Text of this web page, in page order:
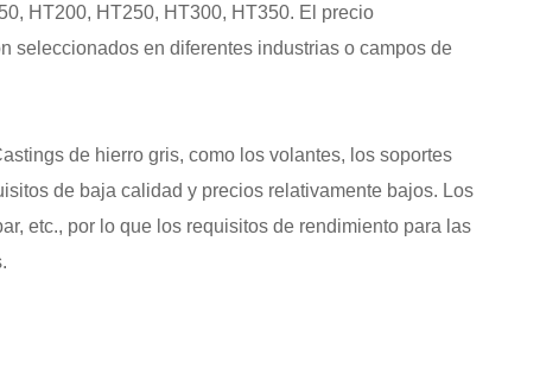
HT200, HT250, HT300, HT350. El precio
seleccionados en diferentes industrias o campos de
de hierro gris, como los volantes, los soportes
de baja calidad y precios relativamente bajos. Los
etc., por lo que los requisitos de rendimiento para las